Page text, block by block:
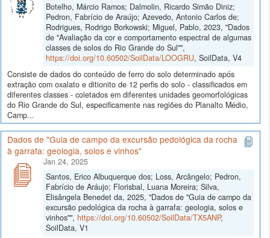
Botelho, Márcio Ramos; Dalmolin, Ricardo Simão Diniz;
Pedron, Fabrício de Araújo; Azevedo, Antonio Carlos de;
Rodrigues, Rodrigo Borkowski; Miguel, Pablo, 2023, "Dados
de "Avaliação da cor e comportamento espectral de algumas
classes de solos do Rio Grande do Sul"",
https://doi.org/10.60502/SoilData/LOOGRU, SoilData, V4
Consiste de dados do conteúdo de ferro do solo determinado após
extração com oxalato e ditionito de 12 perfis do solo - classificados em
diferentes classes - coletados em diferentes unidades geomorfológicas
do Rio Grande do Sul, especificamente nas regiões do Planalto Médio,
Camp...
Dados de "Guia de campo da excursão pedológica da rocha
à garrafa: geologia, solos e vinhos"
Jan 24, 2025
Santos, Erico Albuquerque dos; Loss, Arcângelo; Pedron,
Fabrício de Aráujo; Florisbal, Luana Moreira; Silva,
Elisângela Benedet da, 2025, "Dados de "Guia de campo da
excursão pedológica da rocha à garrafa: geologia, solos e
vinhos"", https://doi.org/10.60502/SoilData/TX5ANP,
SoilData, V1